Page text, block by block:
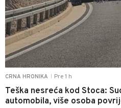
CRNA HRONIKA Pre 1 h
Teška nesreća kod Stoca:
automobila, više osoba